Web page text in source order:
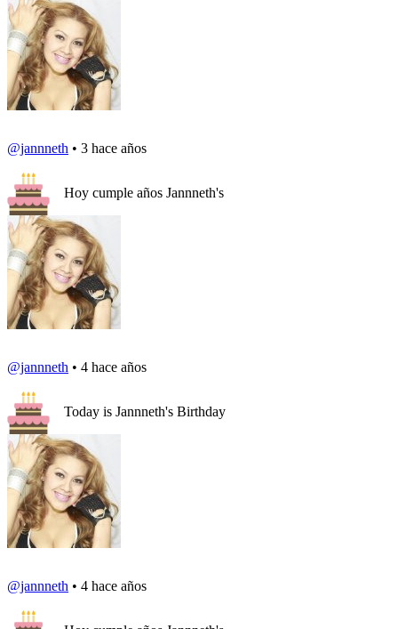
@jannneth • 3 hace años
Hoy cumple años Jannneth's
@jannneth • 4 hace años
Today is Jannneth's Birthday
@jannneth • 4 hace años